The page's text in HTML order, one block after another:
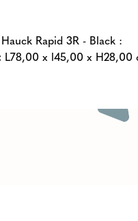
Rapid 3R - Black :
L78,00 x l45,00 x H28,00